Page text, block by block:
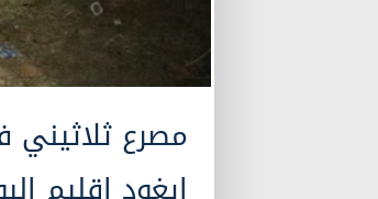
مصرع ثلاثيني